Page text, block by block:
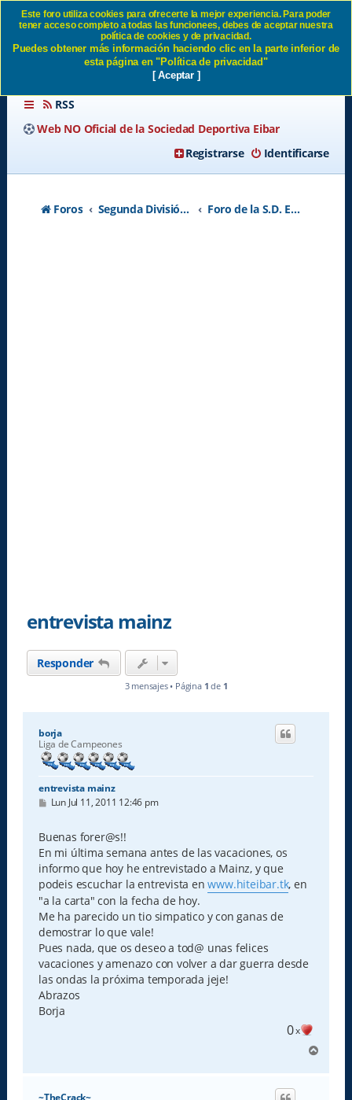
entrevista mainz SD Eibar
RSS
Web NO Oficial de la Sociedad Deportiva Eibar
Identificarse
Registrarse
Foros Segunda División A - Temporada 2026-2027 Foro de la S.D. Eibar
entrevista mainz
Responder
3 mensajes • Página 1 de 1
borja
Liga de Campeones
entrevista mainz
M
s
a
j
e
Lun Jul 11, 2011 12:46 pm
Buenas forer@s!!
En mi última semana antes de las vacaciones, os
informo que hoy he entrevistado a Mainz, y que
podeis escuchar la entrevista enwww.hiteibar.tk, en
"a la carta" con la fecha de hoy.
Me ha parecido un tio simpatico y con ganas de
demostrar lo que vale!
Pues nada, que os deseo a tod@ unas felices
vacaciones y amenazo con volver a dar guerra desde
las ondas la próxima temporada jeje!
Abrazos
Borja
0x
r
~TheCrack~
Este foro utiliza cookies para ofrecerte la mejor experiencia. Para poder
tener acceso completo a todas las funcionees, debes de aceptar nuestra
política de cookies y de privacidad.
Puedes obtener más información haciendo clic en la parte inferior de
esta página en "Política de privacidad"
[ Aceptar ]